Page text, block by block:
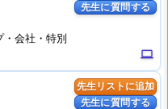
先生に質問する
computer
・会社・特別
先生リストに追加
先生に質問する